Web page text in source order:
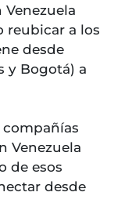
reubicar a los
desde
y Bogotá) a
compañías
Venezuela
de esos
desde